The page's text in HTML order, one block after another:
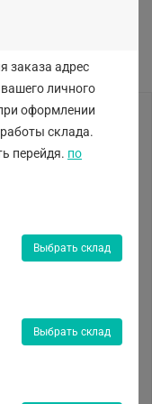
заказа адрес
личного
оформлении
склада.
перейдя. по
Выбрать склад
Выбрать склад